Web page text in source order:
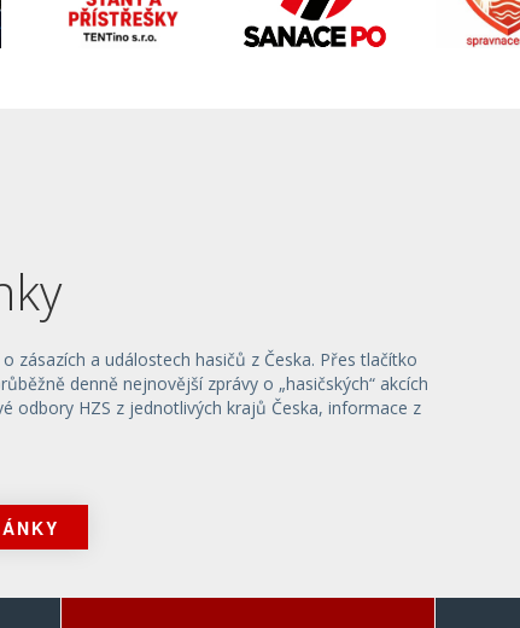
zásazích a událostech hasičů z Česka. Přes tlačítko
denně nejnovější zprávy o „hasičských“ akcích
odbory HZS z jednotlivých krajů Česka, informace z